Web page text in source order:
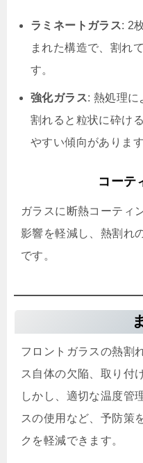
ラミネートガラス: 2
まれた構造で、割れ
す。
強化ガラス: 熱処理に
割れると粒状に砕け
やすい傾向があります
コーテ
ガラスに断熱コーティ
影響を軽減し、熱割れ
です。
フロントガラスの熱割
ス自体の欠陥、取り付
しかし、適切な温度管
スの使用など、予防策
クを軽減できます。